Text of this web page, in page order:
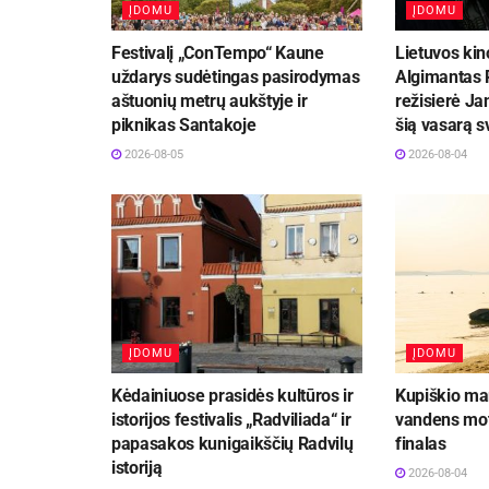
ĮDOMU
Festivalį „ConTempo“ Kaune
uždarys sudėtingas pasirodymas
aštuonių metrų aukštyje ir
piknikas Santakoje
2026-08-05
ĮDOMU
Lietuvos
Algimantas
režisierė
šią vasarą
2026-08-04
ĮDOMU
Kėdainiuose prasidės kultūros ir
istorijos festivalis „Radviliada“ ir
papasakos kunigaikščių Radvilų
istoriją
ĮDOMU
Kupiškio
vandens
finalas
2026-08-04